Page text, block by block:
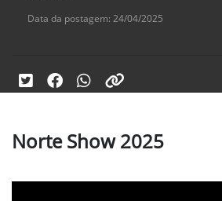
Data da postagem: 24/04/2025
Norte Show 2025